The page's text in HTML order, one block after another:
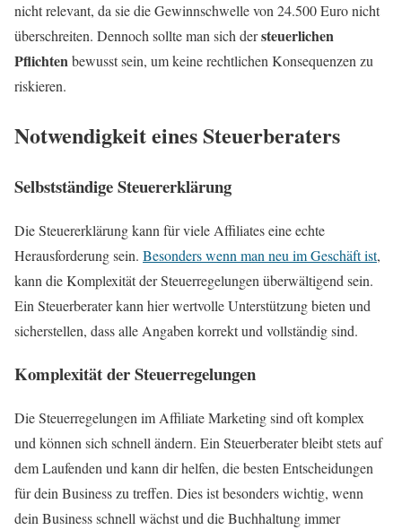
nicht relevant, da sie die Gewinnschwelle von 24.500 Euro nicht
überschreiten. Dennoch sollte man sich dersteuerlichen
Pflichtenbewusst sein, um keine rechtlichen Konsequenzen zu
riskieren.
Notwendigkeit eines Steuerberaters
Selbstständige Steuererklärung
Die Steuererklärung kann für viele Affiliates eine echte
Herausforderung sein. Besonders wenn man neu im Geschäft ist,
kann die Komplexität der Steuerregelungen überwältigend sein.
Ein Steuerberater kann hier wertvolle Unterstützung bieten und
sicherstellen, dass alle Angaben korrekt und vollständig sind.
Komplexität der Steuerregelungen
Die Steuerregelungen im Affiliate Marketing sind oft komplex
und können sich schnell ändern. Ein Steuerberater bleibt stets auf
dem Laufenden und kann dir helfen, die besten Entscheidungen
für dein Business zu treffen. Dies ist besonders wichtig, wenn
dein Business schnell wächst und die Buchhaltung immer